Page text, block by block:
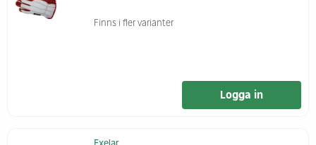
Finns i fler varianter
Logga in